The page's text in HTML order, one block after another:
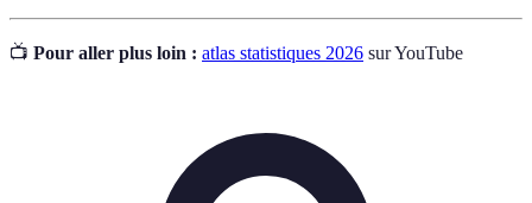
📺 Pour aller plus loin : atlas statistiques 2026 sur YouTube